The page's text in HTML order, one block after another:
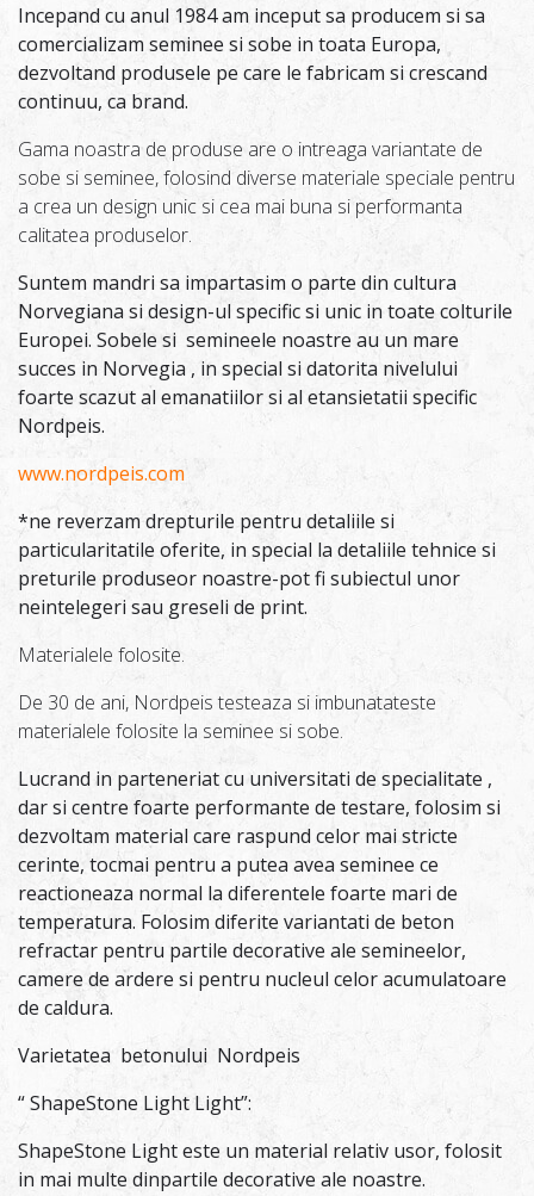
Incepand cu anul 1984 am inceput sa producem si sa
comercializam seminee si sobe in toata Europa,
dezvoltand produsele pe care le fabricam si crescand
continuu, ca brand.
Gama noastra de produse are o intreaga variantate de
sobe si seminee, folosind diverse materiale speciale pentru
a crea un design unic si cea mai buna si performanta
calitatea produselor.
Suntem mandri sa impartasim o parte din cultura
Norvegiana si design-ul specific si unic in toate colturile
Europei. Sobele si semineele noastre au un mare
succes in Norvegia , in special si datorita nivelului
foarte scazut al emanatiilor si al etansietatii specific
Nordpeis.
www.nordpeis.com
*ne reverzam drepturile pentru detaliile si
particularitatile oferite, in special la detaliile tehnice si
preturile produseor noastre-pot fi subiectul unor
neintelegeri sau greseli de print.
Materialele folosite.
De 30 de ani, Nordpeis testeaza si imbunatateste
materialele folosite la seminee si sobe.
Lucrand in parteneriat cu universitati de specialitate ,
dar si centre foarte performante de testare, folosim si
dezvoltam material care raspund celor mai stricte
cerinte, tocmai pentru a putea avea seminee ce
reactioneaza normal la diferentele foarte mari de
temperatura. Folosim diferite variantati de beton
refractar pentru partile decorative ale semineelor,
camere de ardere si pentru nucleul celor acumulatoare
de caldura.
Varietatea betonului Nordpeis
“ ShapeStone Light Light”:
ShapeStone Light este un material relativ usor, folosit
in mai multe dinpartile decorative ale noastre.